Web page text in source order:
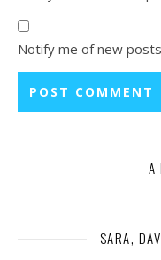
Notify me of new
A
SARA,